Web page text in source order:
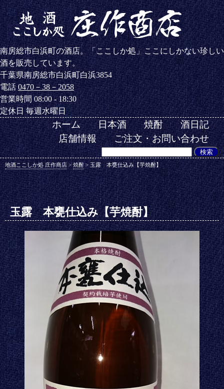
南房総市白浜町の酒店。「ここしか処」ここにしかない珍しい
酒を販売しています。
千葉県南房総市白浜町白浜3854
電話0470－38－2058
営業時間 08:00 - 18:30
定休日 毎週水曜日
ホーム 日本酒 焼酎
酒日記
店舗情報
ご注文・お問い合わせ
地酒ここしか処 庄作商店 >焼酎>玉露 本甕仕込み【芋焼酎】
玉露 本甕仕込み【芋焼酎】